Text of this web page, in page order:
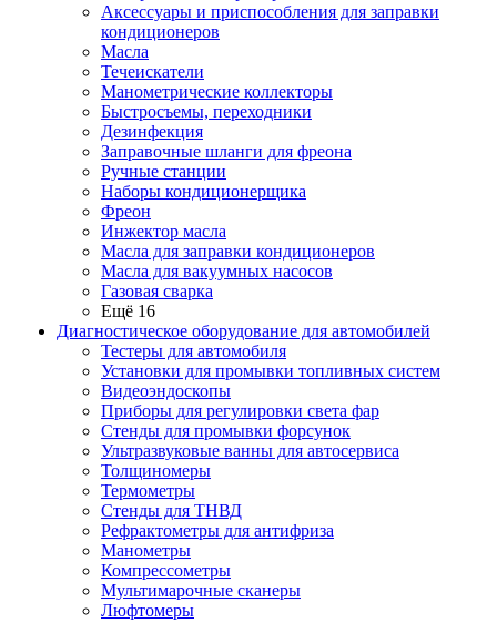
Аксессуары и приспособления для заправки
кондиционеров
Масла
Течеискатели
Манометрические коллекторы
Быстросъемы, переходники
Дезинфекция
Заправочные шланги для фреона
Ручные станции
Наборы кондиционерщика
Фреон
Инжектор масла
Масла для заправки кондиционеров
Масла для вакуумных насосов
Газовая сварка
Ещё 16
Диагностическое оборудование для автомобилей
Тестеры для автомобиля
Установки для промывки топливных систем
Видеоэндоскопы
Приборы для регулировки света фар
Стенды для промывки форсунок
Ультразвуковые ванны для автосервиса
Толщиномеры
Термометры
Стенды для ТНВД
Рефрактометры для антифриза
Манометры
Компрессометры
Мультимарочные сканеры
Люфтомеры